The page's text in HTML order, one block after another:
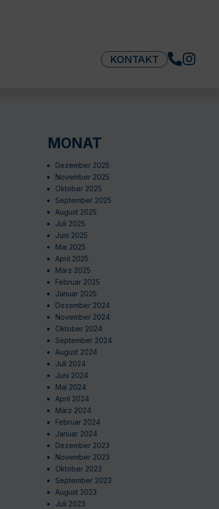
KONTAKT
MONAT
Dezember 2025
November 2025
Oktober 2025
September 2025
August 2025
Juli 2025
Juni 2025
Mai 2025
April 2025
März 2025
Februar 2025
Januar 2025
Dezember 2024
November 2024
Oktober 2024
September 2024
August 2024
Juli 2024
Juni 2024
Mai 2024
April 2024
März 2024
Februar 2024
Januar 2024
Dezember 2023
November 2023
Oktober 2023
September 2023
August 2023
Juli 2023